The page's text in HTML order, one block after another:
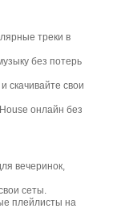
треки в
без потерь
скачивайте свои
онлайн без
вечеринок,
сеты.
плейлисты на